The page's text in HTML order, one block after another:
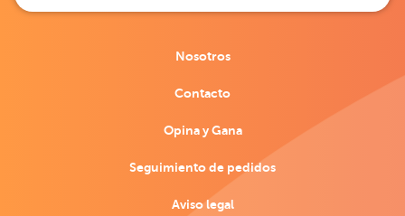
Nosotros
Contacto
Opina y Gana
Seguimiento de pedidos
Aviso legal